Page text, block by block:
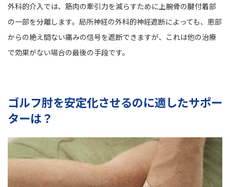
外科的介入では、筋肉の牽引力を減らすために上腕骨の腱付着部
の一部を分離します。局所神経の外科的神経遮断によっても、患部
からの絶え間ない痛みの信号を遮断できますが、これは他の治療
で効果がない場合の最後の手段です。
ゴルフ肘を安定化させるのに適したサポー
ターは？